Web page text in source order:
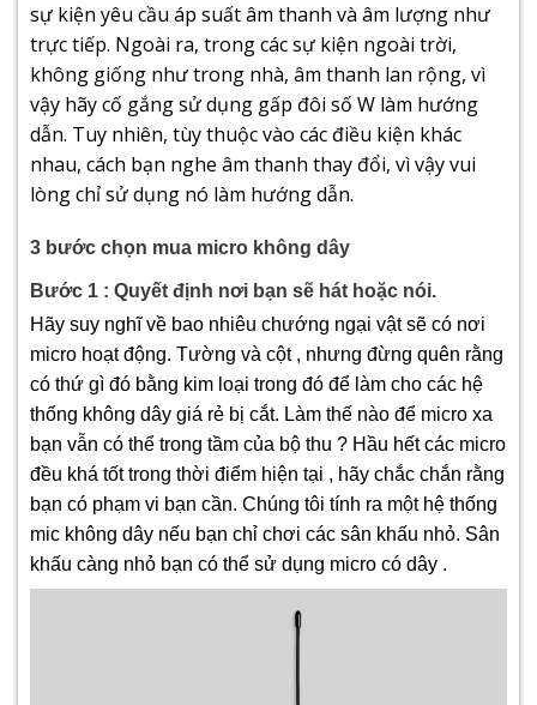
sự kiện yêu cầu áp suất âm thanh và âm lượng như
trực tiếp. Ngoài ra, trong các sự kiện ngoài trời,
không giống như trong nhà, âm thanh lan rộng, vì
vậy hãy cố gắng sử dụng gấp đôi số W làm hướng
dẫn. Tuy nhiên, tùy thuộc vào các điều kiện khác
nhau, cách bạn nghe âm thanh thay đổi, vì vậy vui
lòng chỉ sử dụng nó làm hướng dẫn.
3 bước chọn mua micro không dây
Bước 1 : Quyết định nơi bạn sẽ hát hoặc nói.
Hãy suy nghĩ về bao nhiêu chướng ngại vật sẽ có nơi
micro hoạt động. Tường và cột , nhưng đừng quên rằng
có thứ gì đó bằng kim loại trong đó để làm cho các hệ
thống không dây giá rẻ bị cắt. Làm thế nào để micro xa
bạn vẫn có thể trong tầm của bộ thu ? Hầu hết các micro
đều khá tốt trong thời điểm hiện tại , hãy chắc chắn rằng
bạn có phạm vi bạn cần. Chúng tôi tính ra một hệ thống
mic không dây nếu bạn chỉ chơi các sân khấu nhỏ. Sân
khấu càng nhỏ bạn có thể sử dụng micro có dây .